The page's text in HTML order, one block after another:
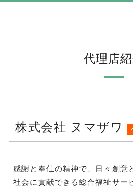
代理店
株式会社 ヌマザワ
感謝と奉仕の精神で、日々創意
社会に貢献できる総合福祉サー